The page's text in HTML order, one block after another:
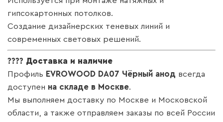
гипсокартонных потолков.
Создание дизайнерских теневых линий и
современных световых решений.
???? Доставка и наличие
Профиль EVROWOOD DA07 Чёрный анод всегда
доступен на складе в Москве.
Мы выполняем доставку по Москве и Московской
области, а также отправляем заказы по всей России